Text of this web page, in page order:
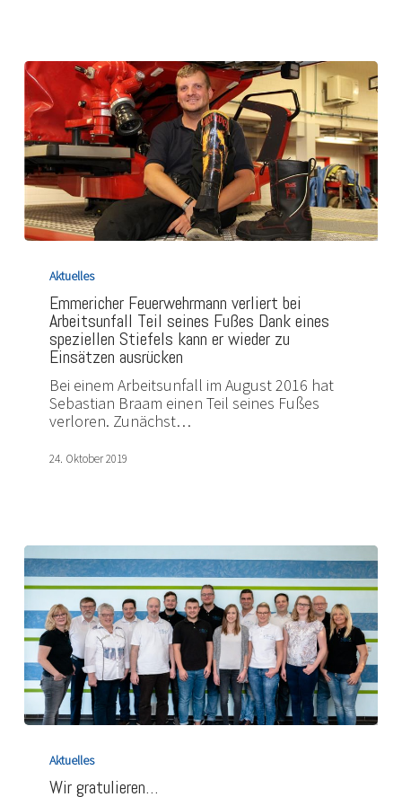
Feuerwehrmann
verliert
Arbeitsunfall
seines
Dank
eines
speziellen
kann
ausrücken
Aktuelles
Emmericher Feuerwehrmann verliert bei
Arbeitsunfall Teil seines Fußes Dank eines
speziellen Stiefels kann er wieder zu
Einsätzen ausrücken
Bei einem Arbeitsunfall im August 2016 hat
Sebastian Braam einen Teil seines Fußes
verloren. Zunächst…
24. Oktober 2019
gratulieren…
Aktuelles
Wir gratulieren…